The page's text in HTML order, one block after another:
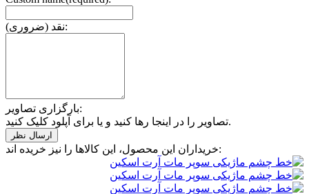
نقد (ضروری):
بارگزاری تصاویر:
تصاویر را در اینجا رها کنید و یا برای آپلود کلیک کنید.
خریداران این محصول، این کالاها را نیز خریده اند: